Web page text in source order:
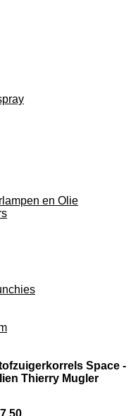
en Olie
Space -
Thierry Mugler